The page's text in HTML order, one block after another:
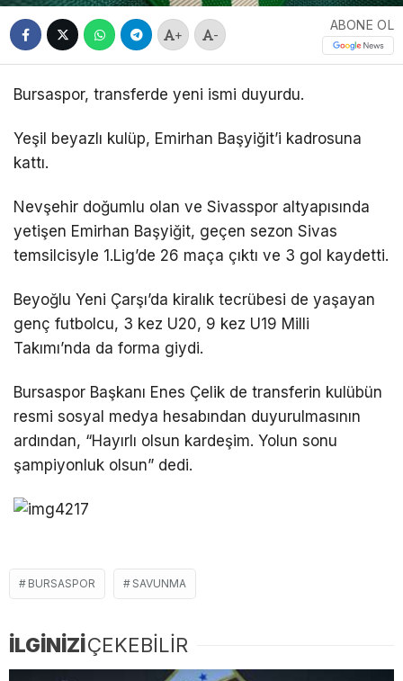
+ -
ABONE OL
Bursaspor, transferde yeni ismi duyurdu.
Yeşil beyazlı kulüp, Emirhan Başyiğit’i kadrosuna
kattı.
Nevşehir doğumlu olan ve Sivasspor altyapısında
yetişen Emirhan Başyiğit, geçen sezon Sivas
temsilcisyle 1.Lig’de 26 maça çıktı ve 3 gol kaydetti.
Beyoğlu Yeni Çarşı’da kiralık tecrübesi de yaşayan
genç futbolcu, 3 kez U20, 9 kez U19 Milli
Takımı’nda da forma giydi.
Bursaspor Başkanı Enes Çelik de transferin kulübün
resmi sosyal medya hesabından duyurulmasının
ardından, “Hayırlı olsun kardeşim. Yolun sonu
şampiyonluk olsun” dedi.
BURSASPOR SAVUNMA
İLGİNİZİÇEKEBİLİR